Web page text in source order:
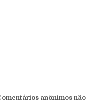
anônimos não